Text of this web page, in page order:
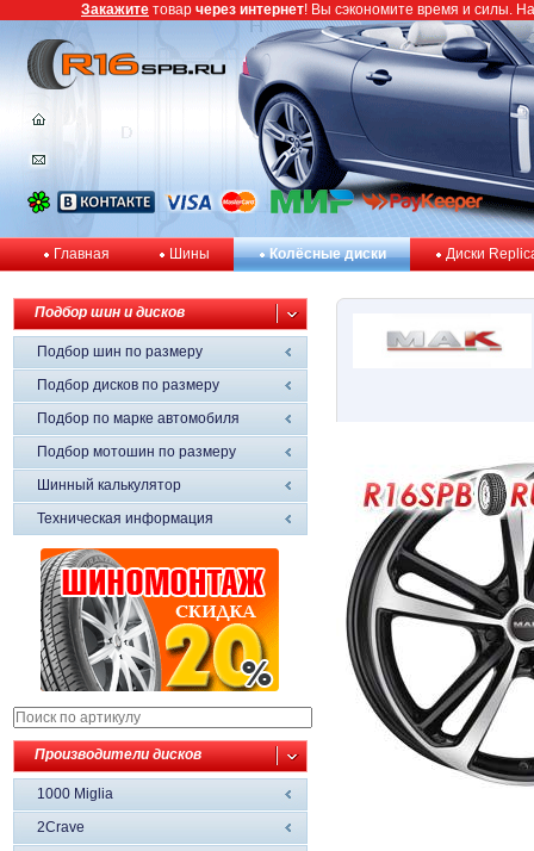
Главная Шины Колёсные диски Диски
Подбор шин и дисков
Подбор шин по размеру
Подбор дисков по размеру
Подбор по марке автомобиля
Подбор мотошин по размеру
Шинный калькулятор
Техническая информация
Производители дисков
1000 Miglia
2Crave
Закажите товар через интернет! Вы сэкономите время и силы.